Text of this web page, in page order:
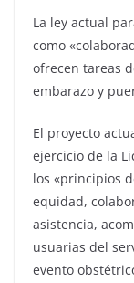
La ley actual
como
ofrecen tareas
embarazo y
El proyecto
ejercicio de la
los «principios
equidad,
asistencia,
usuarias del
evento